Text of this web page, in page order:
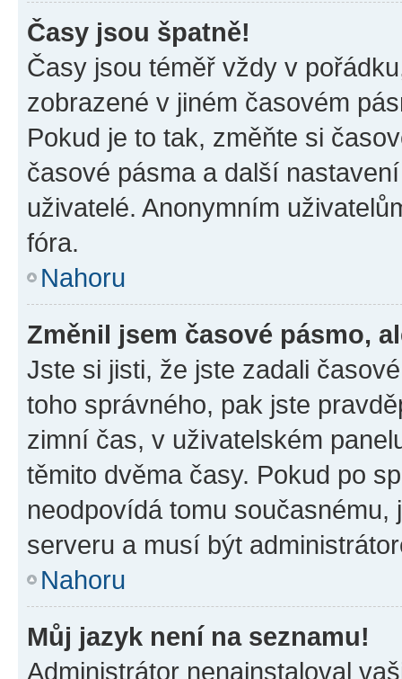
Časy jsou špatně!
Časy jsou téměř vždy v
zobrazené v jiném časovém
Pokud je to tak, změňte si
časové pásma a další
uživatelé. Anonymním
fóra.
Nahoru
Změnil jsem časové pásmo,
Jste si jisti, že jste zadali
toho správného, pak jste
zimní čas, v uživatelském
těmito dvěma časy. Pokud po
neodpovídá tomu
serveru a musí být
Nahoru
Můj jazyk není na seznamu!
Administrátor nenainstaloval